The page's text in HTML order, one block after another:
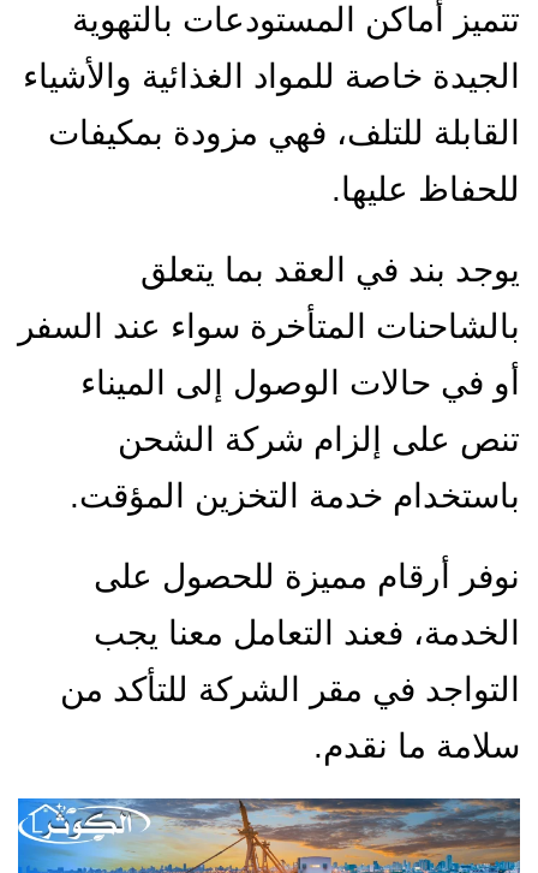
تتميز أماكن المستودعات بالتهوية
الجيدة خاصة للمواد الغذائية والأشياء
القابلة للتلف، فهي مزودة بمكيفات
للحفاظ عليها.
يوجد بند في العقد بما يتعلق
بالشاحنات المتأخرة سواء عند السفر
أو في حالات الوصول إلى الميناء
تنص على إلزام شركة الشحن
باستخدام خدمة التخزين المؤقت.
نوفر أرقام مميزة للحصول على
الخدمة، فعند التعامل معنا يجب
التواجد في مقر الشركة للتأكد من
سلامة ما نقدم.